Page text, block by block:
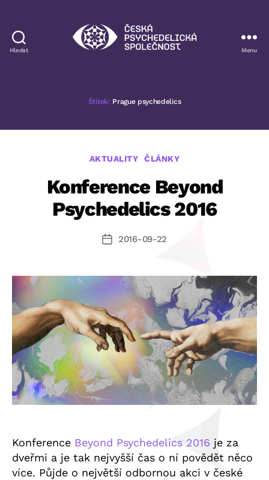
Hledat Menu
Štítek: Prague psychedelics
Rubriky
AKTUALITY ČLÁNKY
Konference Beyond
Psychedelics 2016
Datum
2016-09-22
Konference Beyond Psychedelics 2016 je za
dveřmi a je tak nejvyšší čas o ní povědět něco
více. Půjde o největší odbornou akci v české